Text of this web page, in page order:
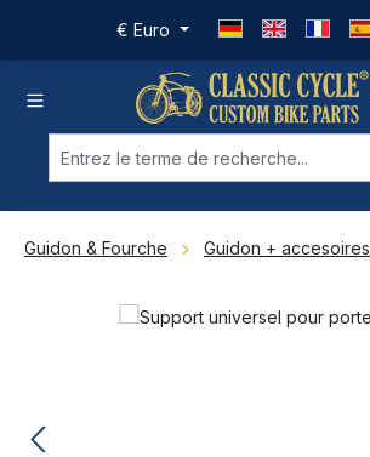
Passer au contenu principal
€ Euro
Guidon & Fourche Guidon + accesoires
Ignorer la galerie d'images